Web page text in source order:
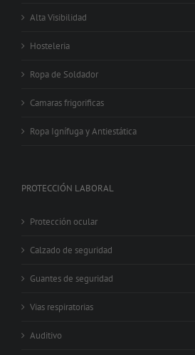
Alta Visibilidad
Hosteleria
Ropa de Soldador
Camaras frigorificas
Ropa Ignífuga y Antiestática
PROTECCIÓN LABORAL
Protección ocular
Calzado de seguridad
Guantes de seguridad
Vias respiratorias
Auditivo